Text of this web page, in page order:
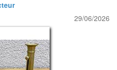
29/06/2026